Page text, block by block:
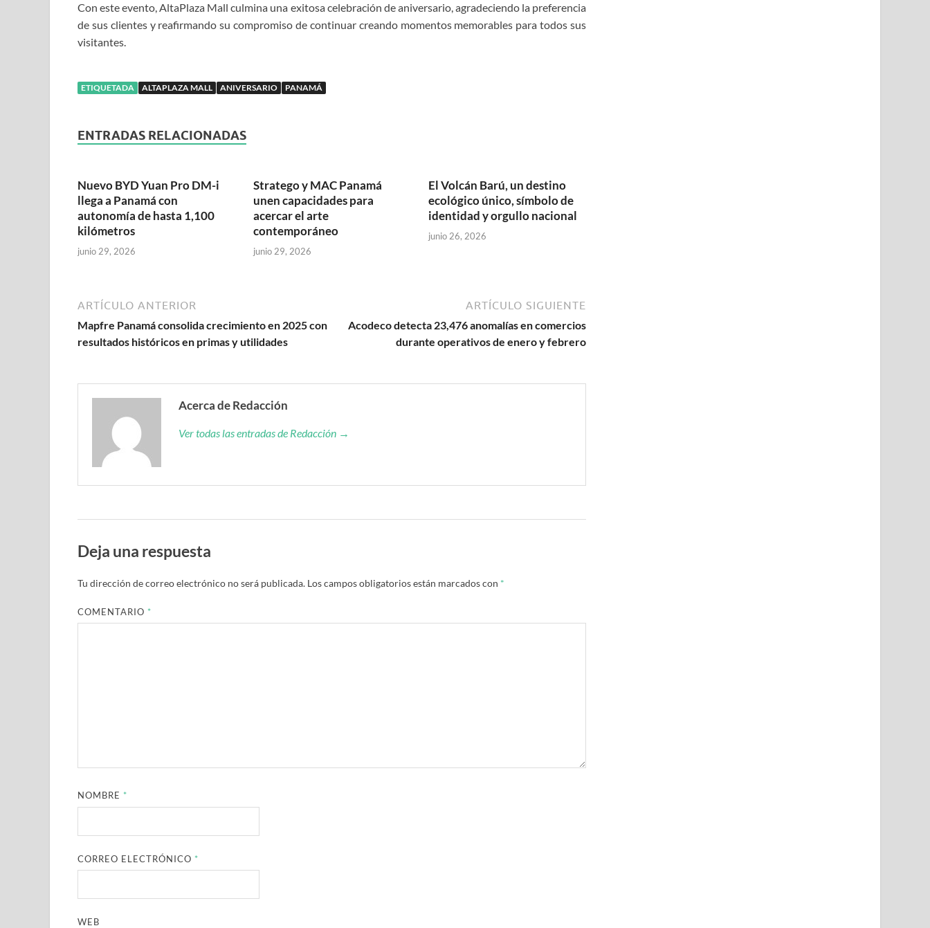
Con este evento, AltaPlaza Mall culmina una exitosa celebración de aniversario, agradeciendo la preferencia
de sus clientes y reafirmando su compromiso de continuar creando momentos memorables para todos sus
visitantes.
ETIQUETADA ALTAPLAZA MALL ANIVERSARIO PANAMÁ
ENTRADAS RELACIONADAS
Nuevo BYD Yuan Pro DM-i
llega a Panamá con
autonomía de hasta 1,100
kilómetros
junio 29, 2026
Stratego y MAC Panamá
unen capacidades para
acercar el arte
contemporáneo
junio 29, 2026
El Volcán Barú, un destino
ecológico único, símbolo de
identidad y orgullo nacional
junio 26, 2026
ARTÍCULO ANTERIOR
Mapfre Panamá consolida crecimiento en 2025 con
resultados históricos en primas y utilidades
ARTÍCULO SIGUIENTE
Acodeco detecta 23,476 anomalías en comercios
durante operativos de enero y febrero
Acerca de Redacción
Ver todas las entradas de Redacción →
Deja una respuesta
Tu dirección de correo electrónico no será publicada. Los campos obligatorios están marcados con *
COMENTARIO *
NOMBRE *
CORREO ELECTRÓNICO *
WEB